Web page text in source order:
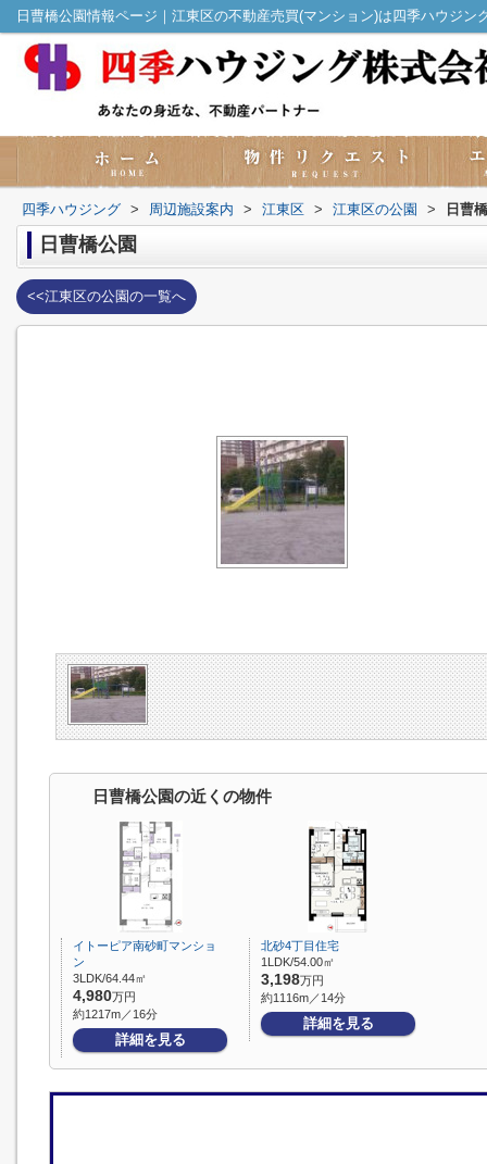
日曹橋公園情報ページ｜江東区の不動産売買(マンション)は四季ハウジン
四季ハウジング > 周辺施設案内 > 江東区 > 江東区の公園 > 日曹
日曹橋公園
<<江東区の公園の一覧へ
日曹橋公園の近くの物件
イトーピア南砂町マンショ
ン
3LDK/64.44㎡
4,980万円
約1217m／16分
詳細を見る
北砂4丁目住宅
1LDK/54.00㎡
3,198万円
約1116m／14分
詳細を見る